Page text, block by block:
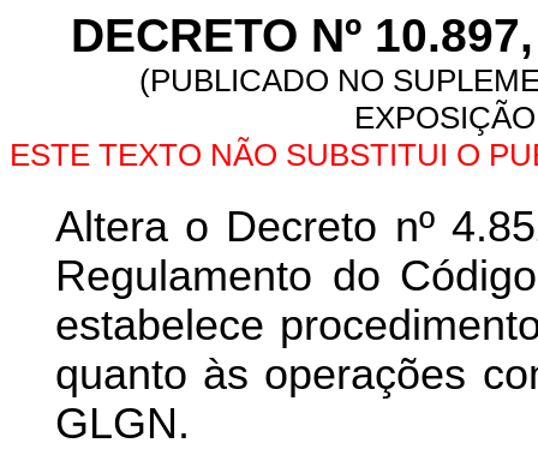
DECRETO Nº
(PUBLICADO NO
ESTE TEXTO NÃO SUBSTITUI O
Altera o Decreto nº
Regulamento do
estabelece
quanto às operações
GLGN.